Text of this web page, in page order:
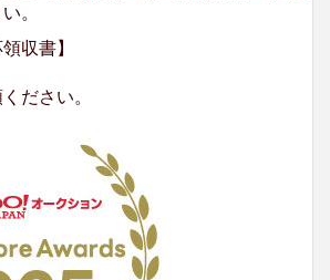
。
収書】
ださい。